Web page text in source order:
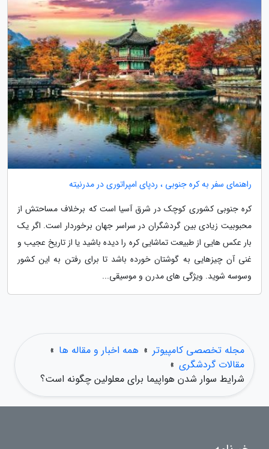
راهنمای سفر به کره جنوبی ، ردپای امپراتوری در مدرنیته
کره جنوبی کشوری کوچک در شرق آسیا است که برخلاف مساحتش از
محبوبیت زیادی بین گردشگران در سراسر جهان برخوردار است. اگر یک
بار عکس هایی از طبیعت تماشایی کره را دیده باشید یا از تاریخ عجیب و
غنی آن چیزهایی به گوشتان خورده باشد تا برای رفتن به این کشور
وسوسه شوید. ویژگی های مدرن و موسیقی...
مجله تخصصی کامپیوتر » همه اخبار و مقاله ها »
مقالات گردشگری »
شرایط سوار شدن هواپیما برای معلولین چگونه است؟